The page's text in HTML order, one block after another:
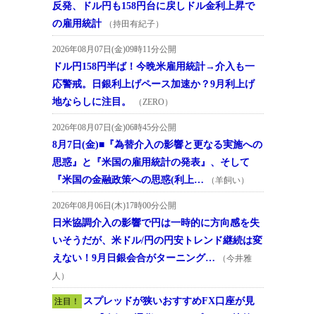
反発、ドル円も158円台に戻しドル金利上昇で
の雇用統計
（持田有紀子）
2026年08月07日(金)09時11分公開
ドル円158円半ば！今晩米雇用統計→介入も一
応警戒。日銀利上げペース加速か？9月利上げ
地ならしに注目。
（ZERO）
2026年08月07日(金)06時45分公開
8月7日(金)■『為替介入の影響と更なる実施への
思惑』と『米国の雇用統計の発表』、そして
『米国の金融政策への思惑(利上…
（羊飼い）
2026年08月06日(木)17時00分公開
日米協調介入の影響で円は一時的に方向感を失
いそうだが、米ドル/円の円安トレンド継続は変
えない！9月日銀会合がターニング…
（今井雅
人）
注目！
スプレッドが狭いおすすめFX口座が見